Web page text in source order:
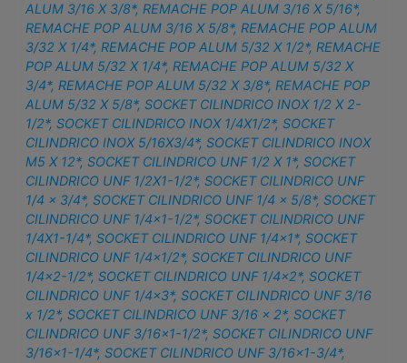
ALUM 3/16 X 3/8*,REMACHE POP ALUM 3/16 X 5/16*,
REMACHE POP ALUM 3/16 X 5/8*,REMACHE POP ALUM
3/32 X 1/4*,REMACHE POP ALUM 5/32 X 1/2*,REMACHE
POP ALUM 5/32 X 1/4*,REMACHE POP ALUM 5/32 X
3/4*,REMACHE POP ALUM 5/32 X 3/8*,REMACHE POP
ALUM 5/32 X 5/8*,SOCKET CILINDRICO INOX 1/2 X 2-
1/2*,SOCKET CILINDRICO INOX 1/4X1/2*,SOCKET
CILINDRICO INOX 5/16X3/4*,SOCKET CILINDRICO INOX
M5 X 12*,SOCKET CILINDRICO UNF 1/2 X 1*,SOCKET
CILINDRICO UNF 1/2X1-1/2*,SOCKET CILINDRICO UNF
1/4 x 3/4*,SOCKET CILINDRICO UNF 1/4 x 5/8*,SOCKET
CILINDRICO UNF 1/4×1-1/2*,SOCKET CILINDRICO UNF
1/4X1-1/4*,SOCKET CILINDRICO UNF 1/4×1*,SOCKET
CILINDRICO UNF 1/4×1/2*,SOCKET CILINDRICO UNF
1/4×2-1/2*,SOCKET CILINDRICO UNF 1/4×2*,SOCKET
CILINDRICO UNF 1/4×3*,SOCKET CILINDRICO UNF 3/16
x 1/2*,SOCKET CILINDRICO UNF 3/16 x 2*,SOCKET
CILINDRICO UNF 3/16×1-1/2*,SOCKET CILINDRICO UNF
3/16×1-1/4*,SOCKET CILINDRICO UNF 3/16×1-3/4*,